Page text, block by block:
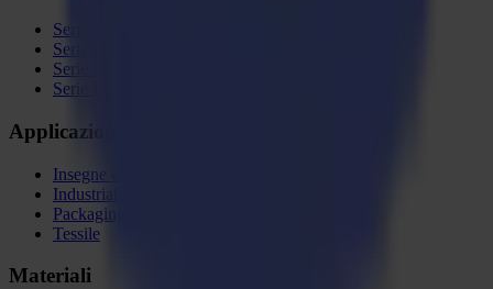
Serie S
Serie V
Serie F
Serie L
Applicazioni
Insegne e Display
Industriale
Packaging
Tessile
Materiali